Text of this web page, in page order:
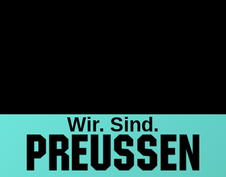
Wir. Sind.